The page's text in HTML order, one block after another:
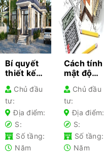
Bí quyết
thiết kế
cho từng
loại nhà
phổ biến-
Kiến thức
không
thể bỏ lỡ
Chủ đầu
tư:
Địa điểm:
S:
Số tầng:
Năm
Cách tính
mật độ
– Hướng
dẫn chi
tiết cho
gia chủ
Chủ đầu
tư:
Địa điểm:
S:
Số tầng:
Năm